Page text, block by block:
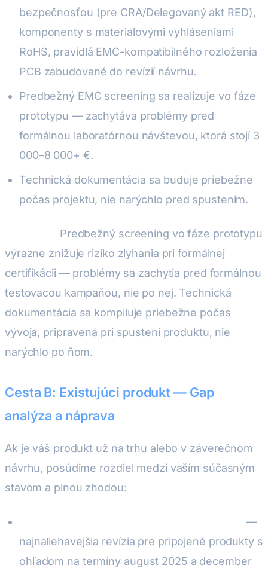
bezpečnosťou (pre CRA/Delegovaný akt RED),
komponenty s materiálovými vyhláseniami
RoHS, pravidlá EMC-kompatibilného rozloženia
PCB zabudované do revízií návrhu.
Predbežný EMC screening sa realizuje vo fáze
prototypu — zachytáva problémy pred
formálnou laboratórnou návštevou, ktorá stojí 3
000–8 000+ €.
Technická dokumentácia sa buduje priebežne
počas projektu, nie narýchlo pred spustením.
Predbežný screening vo fáze prototypu
výrazne znižuje riziko zlyhania pri formálnej
certifikácii — problémy sa zachytia pred formálnou
testovacou kampaňou, nie po nej. Technická
dokumentácia sa kompiluje priebežne počas
vývoja, pripravená pri spustení produktu, nie
narýchlo po ňom.
Cesta B: Existujúci produkt — Gap
analýza a náprava
Ak je váš produkt už na trhu alebo v záverečnom
návrhu, posúdime rozdiel medzi vaším súčasným
stavom a plnou zhodou:
—
najnaliehavejšia revízia pre pripojené produkty s
ohľadom na termíny august 2025 a december